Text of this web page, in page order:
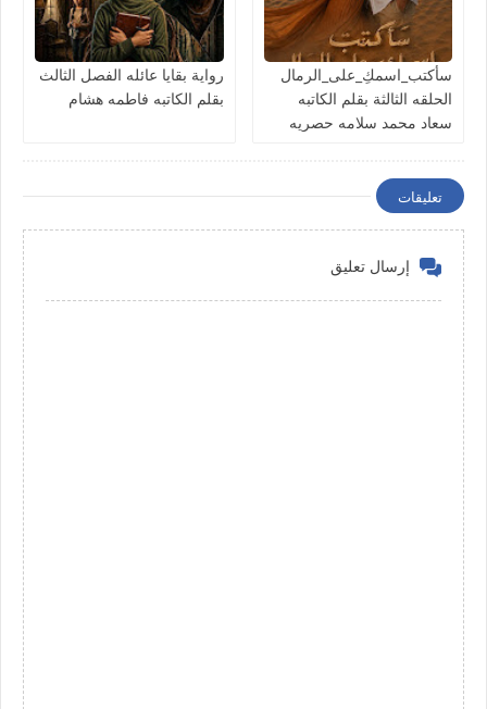
سأكتب_اسمكِ_على_الرمال
الحلقه الثالثة بقلم الكاتبه
سعاد محمد سلامه حصريه
رواية بقايا عائله الفصل الثالث
بقلم الكاتبه فاطمه هشام
تعليقات
إرسال تعليق